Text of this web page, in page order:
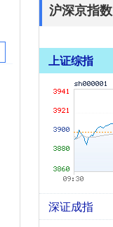
沪深京指数
上证综指
深证成指